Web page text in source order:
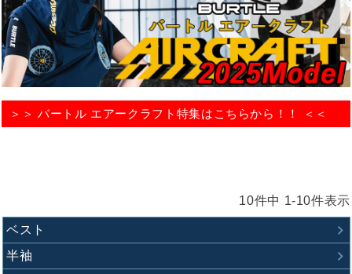
＞＞ バートル エアークラフト特集はこちらから！！ ＜＜
10件中 1-10件表示
ベスト
半袖